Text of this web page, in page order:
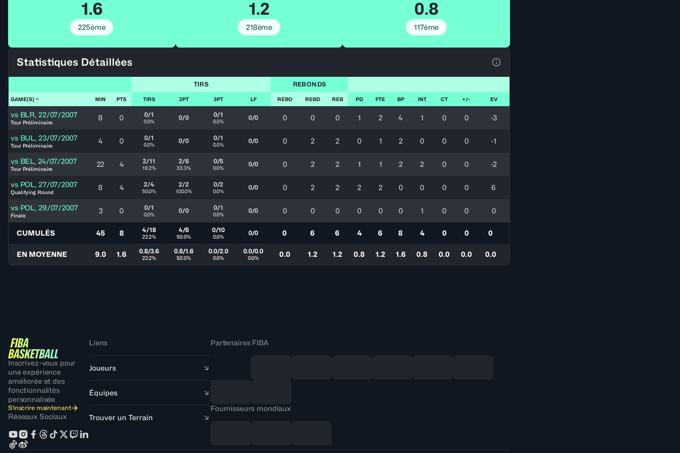
1.6
225ème
1.2
218ème
0.8
117ème
Statistiques Détaillées
TIRS REBONDS
GAME(S) MIN PTS TIRS 2PT 3PT LF REBO REBD REB PD FTE BP INT CT +/- EV
vs BLR, 22/07/2007
Tour Préliminaire
8 0 0/1
0.0% 0/0 0/1
0.0% 0/0 0 0 0 1 2 4 1 0 0 -3
vs BUL, 23/07/2007
Tour Préliminaire
4 0 0/1
0.0% 0/0 0/1
0.0% 0/0 0 2 2 0 1 2 0 0 0 -1
vs BEL, 24/07/2007
Tour Préliminaire
22 4 2/11
18.2%
2/6
33.3%
0/5
0.0% 0/0 0 2 2 1 1 2 2 0 0 -2
vs POL, 27/07/2007
Qualifying Round
8 4 2/4
50.0%
2/2
100.0%
0/2
0.0% 0/0 0 2 2 2 2 0 0 0 0 6
vs POL, 29/07/2007
Finale
3 0 0/1
0.0% 0/0 0/1
0.0% 0/0 0 0 0 0 0 0 1 0 0 0
CUMULÉS 45 8 4/18
22.2%
4/8
50.0%
0/10
0.0% 0/0 0 6 6 4 6 8 4 0 0 0
EN MOYENNE 9.0 1.6 0.8/3.6
22.2%
0.8/1.6
50.0%
0.0/2.0
0.0%
0.0/0.0
0.0% 0.0 1.2 1.2 0.8 1.2 1.6 0.8 0.0 0.0 0.0
Inscrivez-vous pour
une expérience
améliorée et des
fonctionnalités
personnalisée
S'inscrire maintenant
Réseaux Sociaux
Liens
Joueurs
Équipes
Trouver un Terrain
Partenaires FIBA
Fournisseurs mondiaux